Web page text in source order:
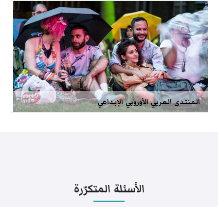
المنتدى العربي الأوروبي الإبداعي
الأسئلة المتكرّرة